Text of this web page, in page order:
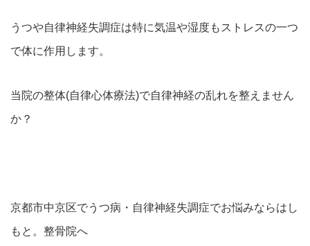
うつや自律神経失調症は特に気温や湿度もストレスの一つ
で体に作用します。
当院の整体(自律心体療法)で自律神経の乱れを整えません
か？
京都市中京区でうつ病・自律神経失調症でお悩みならはし
もと。整骨院へ